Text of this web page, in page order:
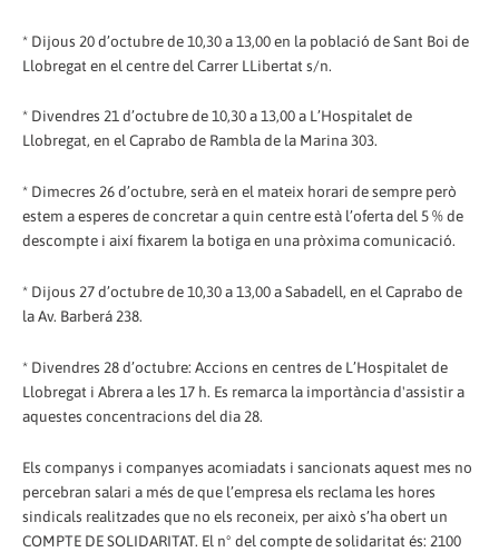
* Dijous 20 d’octubre de 10,30 a 13,00 en la població de Sant Boi de
Llobregat en el centre del Carrer LLibertat s/n.
* Divendres 21 d’octubre de 10,30 a 13,00 a L’Hospitalet de
Llobregat, en el Caprabo de Rambla de la Marina 303.
* Dimecres 26 d’octubre, serà en el mateix horari de sempre però
estem a esperes de concretar a quin centre està l’oferta del 5 % de
descompte i així fixarem la botiga en una pròxima comunicació.
* Dijous 27 d’octubre de 10,30 a 13,00 a Sabadell, en el Caprabo de
la Av. Barberá 238.
* Divendres 28 d’octubre: Accions en centres de L’Hospitalet de
Llobregat i Abrera a les 17 h. Es remarca la importància d'assistir a
aquestes concentracions del dia 28.
Els companys i companyes acomiadats i sancionats aquest mes no
percebran salari a més de que l’empresa els reclama les hores
sindicals realitzades que no els reconeix, per això s’ha obert un
COMPTE DE SOLIDARITAT. El nº del compte de solidaritat és: 2100